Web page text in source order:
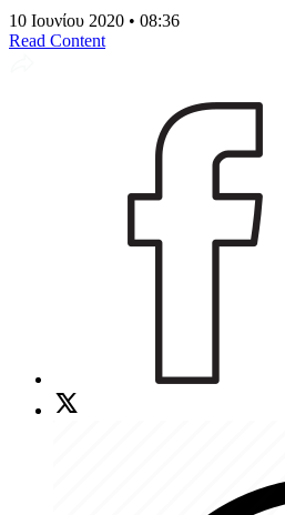
10 Ιουνίου 2020 • 08:36
Read Content